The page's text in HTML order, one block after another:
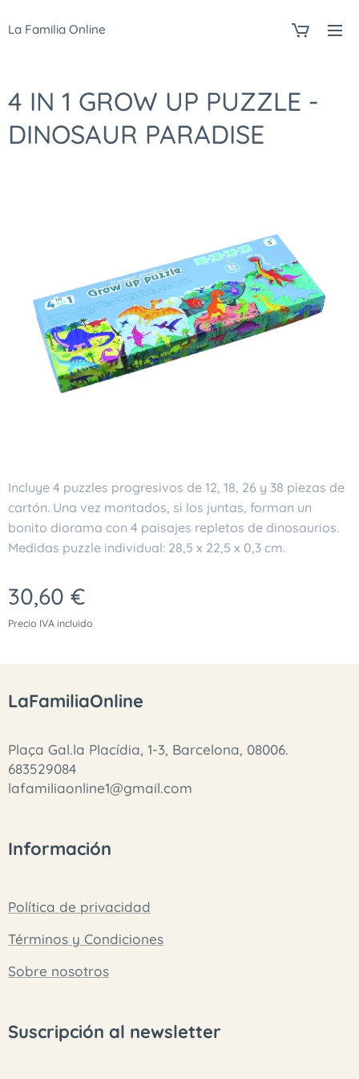
La Familia Online
4 IN 1 GROW UP PUZZLE -
DINOSAUR PARADISE
Incluye 4 puzzles progresivos de 12, 18, 26 y 38 piezas de
cartón. Una vez montados, si los juntas, forman un
bonito diorama con 4 paisajes repletos de dinosaurios.
Medidas puzzle individual: 28,5 x 22,5 x 0,3 cm.
30,60 €
Precio IVA incluido
LaFamiliaOnline
Plaça Gal.la Placídia, 1-3, Barcelona, 08006.
683529084
lafamiliaonline1@gmail.com
Información
Política de privacidad
Términos y Condiciones
Sobre nosotros
Suscripción al newsletter